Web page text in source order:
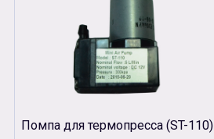
Помпа для термопресса (ST-110)